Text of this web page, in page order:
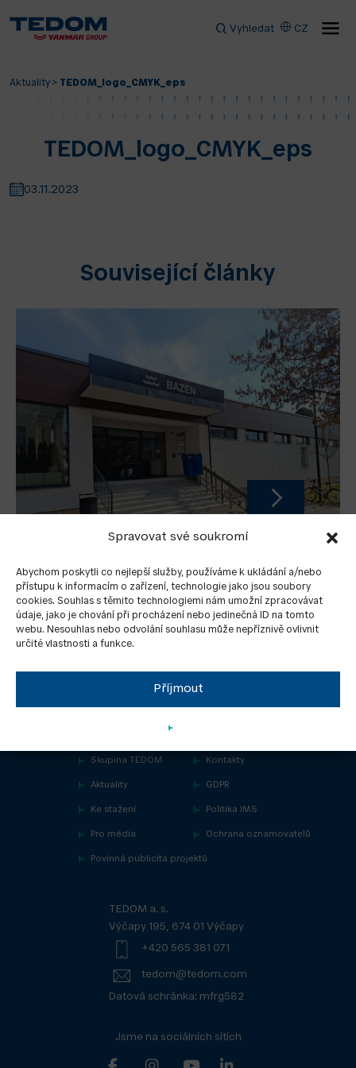
Spravovat své soukromí
Abychom poskytli co nejlepší služby, používáme k ukládání a/nebo
přístupu k informacím o zařízení, technologie jako jsou soubory
cookies. Souhlas s těmito technologiemi nám umožní zpracovávat
údaje, jako je chování při procházení nebo jedinečná ID na tomto
webu. Nesouhlas nebo odvolání souhlasu může nepříznivě ovlivnit
určité vlastnosti a funkce.
Příjmout
Vyhledat CZ
Aktuality > TEDOM_logo_CMYK_eps
TEDOM_logo_CMYK_eps
03.11.2023
Související články
BAZÉN VE VYSOKÉM MÝTĚ
Skupina TEDOM Kontakty
Aktuality GDPR
Ke stažení Politika IMS
Pro média Ochrana oznamovatelů
Povinná publicita projektů
TEDOM a. s.
Výčapy 195, 674 01 Výčapy
+420 565 381 071
tedom@tedom.com
Datová schránka: mfrg582
Jsme na sociálních sítích